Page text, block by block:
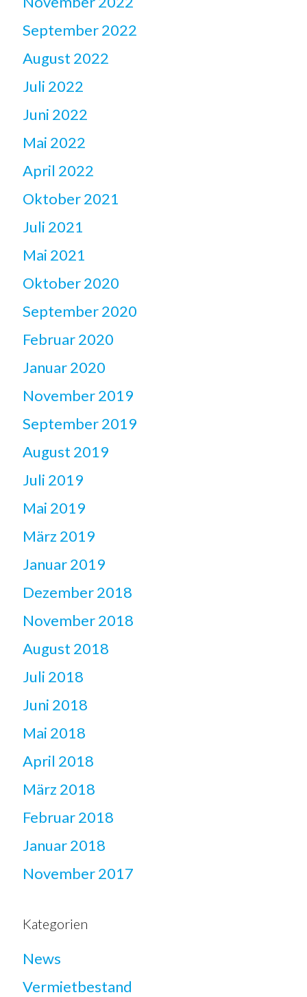
September 2022
August 2022
Juli 2022
Juni 2022
Mai 2022
April 2022
Oktober 2021
Juli 2021
Mai 2021
Oktober 2020
September 2020
Februar 2020
Januar 2020
November 2019
September 2019
August 2019
Juli 2019
Mai 2019
März 2019
Januar 2019
Dezember 2018
November 2018
August 2018
Juli 2018
Juni 2018
Mai 2018
April 2018
März 2018
Februar 2018
Januar 2018
November 2017
Kategorien
News
Vermietbestand